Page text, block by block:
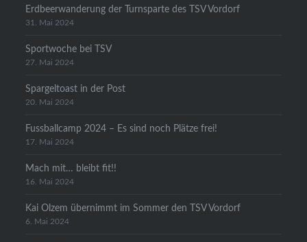
Erdbeerwanderung der Turnsparte des TSV Vordorf
31. Mai 2024
Sportwoche bei TSV
27. Mai 2024
Spargeltoast in der Post
20. Mai 2024
Fussballcamp 2024 – Es sind noch Plätze frei!
17. Mai 2024
Mach mit… bleibt fit!!
16. Mai 2024
Kai Olzem übernimmt im Sommer den TSV Vordorf
6. Mai 2024